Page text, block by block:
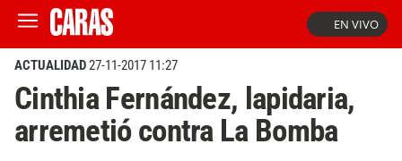
EN VIVO
ACTUALIDAD27-11-2017 11:27
Cinthia Fernández, lapidaria,
arremetió contra La Bomba